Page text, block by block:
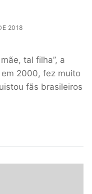
2018
tal filha”, a
2000, fez muito
fãs brasileiros